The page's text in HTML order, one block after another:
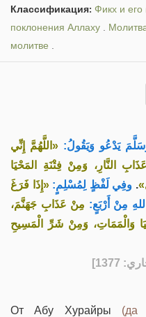
Классификация: Фикх и
поклонения Аллаху .
молитве .
يَدْعُو وَيَقُولُ: «اللَّهُمَّ إِنِّي
النَّارِ، وَمِنْ فِتْنَةِ المَحْيَا
. وفِي لَفْظٍ لِمُسْلِمٍ: «إِذَا فَرَغَ
مِنْ أَرْبَعٍ: مِنْ عَذَابِ جَهَنَّمَ،
وَالْمَمَاتِ، وَمِنْ شَرِّ الْمَسِيحِ
От Абу Хурайры (да